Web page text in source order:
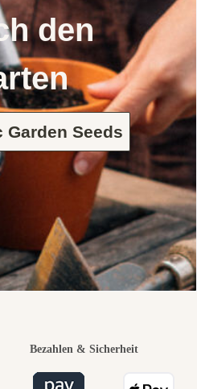
den
Garden Seeds
Bezahlen & Sicherheit